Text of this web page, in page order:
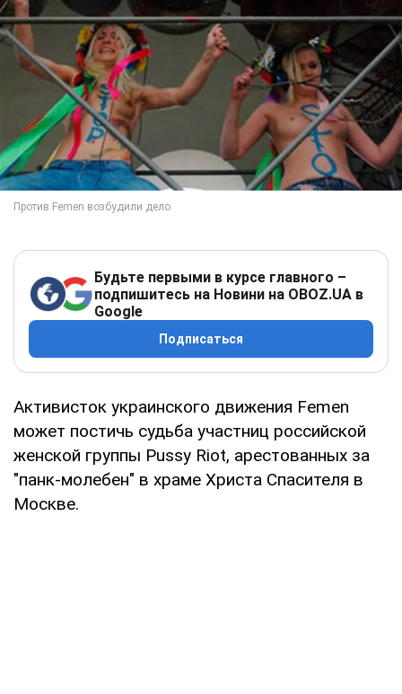
Будьте первыми в курсе главного –
подпишитесь на Новини на OBOZ.UA в
Google
Подписаться
Активисток украинского движения Femen
может постичь судьба участниц российской
женской группы Pussy Riot, арестованных за
"панк-молебен" в храме Христа Спасителя в
Москве.